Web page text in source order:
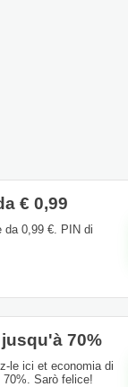
€ 0,99
da 0,99 €. PIN di
70%
le ici et economia di
Sarò felice!